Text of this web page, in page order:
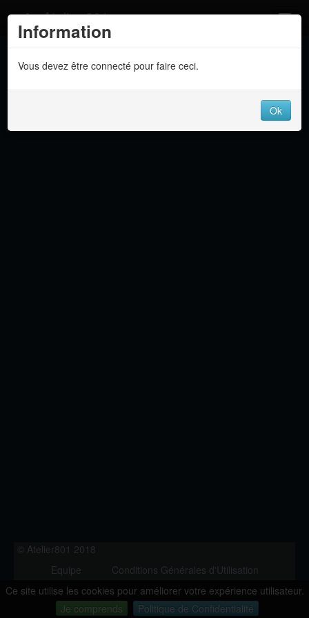
Ce site utilise les cookies pour améliorer votre expérience utilisateur.
Je comprends
Politique de Confidentialité
Information
Vous devez être connecté pour faire ceci.
Ok
Atelier 801
Dev Tracker
Langue
© Atelier801 2018
Equipe
Conditions Générales d'Utilisation
Politique de Confidentialité
Contact
Version 1.27